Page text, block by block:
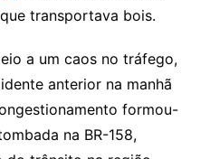
transportava bois.
a um caos no tráfego,
anterior na manhã
formou-
na BR-158,